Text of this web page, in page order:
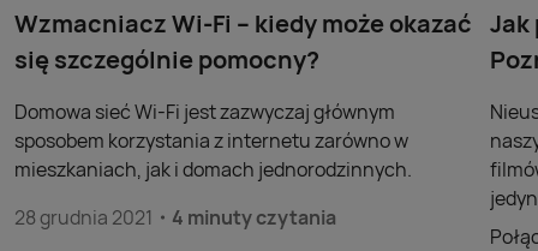
Wzmacniacz Wi-Fi – kiedy może okazać
się szczególnie pomocny?
Domowa sieć Wi-Fi jest zazwyczaj głównym
sposobem korzystania z internetu zarówno w
mieszkaniach, jak i domach jednorodzinnych.
28 grudnia 2021
4 minuty czytania
Jak